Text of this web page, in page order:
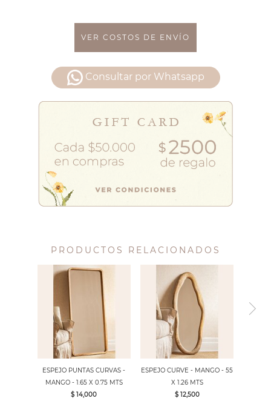
VER COSTOS DE ENVÍO
Consultar por Whatsapp
PRODUCTOS RELACIONADOS
ESPEJO PUNTAS CURVAS -
MANGO - 1.65 X 0.75 MTS
$ 14,000
ESPEJO CURVE - MANGO - 55
X 1.26 MTS
$ 12,500